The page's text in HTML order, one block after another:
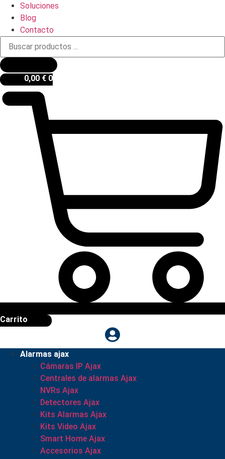
Soluciones
Blog
Contacto
Búsqueda
productos
0,00 € 0
Carrito
Alarmas ajax
Cámaras IP Ajax
Centrales de alarmas Ajax
NVRs Ajax
Detectores Ajax
Kits Alarmas Ajax
Kits Video Ajax
Smart Home Ajax
Accesorios Ajax